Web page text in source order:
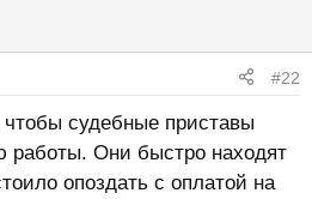
#22
судебные приставы
работы. Они быстро находят
опоздать с оплатой на